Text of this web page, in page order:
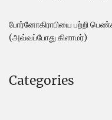
போர்னோகிராபியை பற்றி
(அவ்வப்போது கிளாமர்)
Categories